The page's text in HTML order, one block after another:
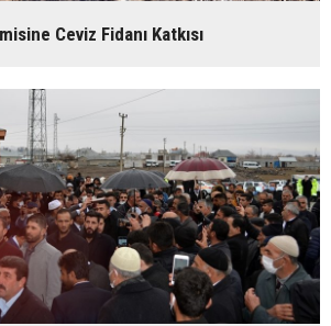
Ceviz Fidanı Katkısı